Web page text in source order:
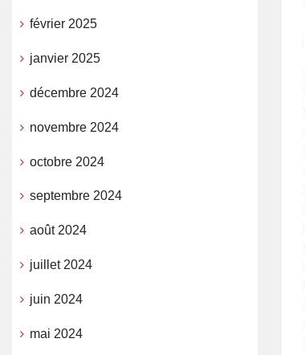
février 2025
janvier 2025
décembre 2024
novembre 2024
octobre 2024
septembre 2024
août 2024
juillet 2024
juin 2024
mai 2024